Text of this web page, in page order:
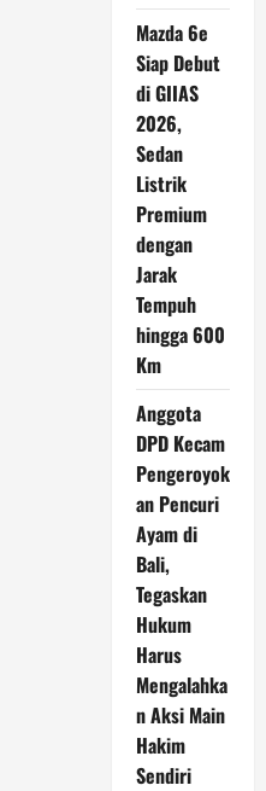
Mazda 6e
Siap Debut
di GIIAS
2026,
Sedan
Listrik
Premium
dengan
Jarak
Tempuh
hingga 600
Km
Anggota
DPD Kecam
Pengeroyok
an Pencuri
Ayam di
Bali,
Tegaskan
Hukum
Harus
Mengalahka
n Aksi Main
Hakim
Sendiri